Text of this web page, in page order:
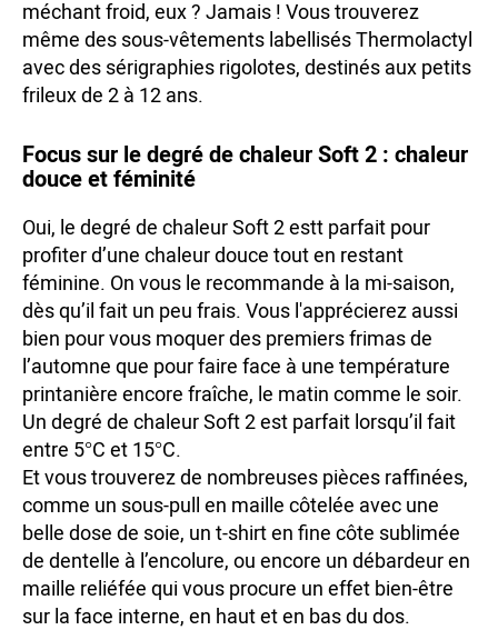
méchant froid, eux ? Jamais ! Vous trouverez
même des sous-vêtements labellisés Thermolactyl
avec des sérigraphies rigolotes, destinés aux petits
frileux de 2 à 12 ans.
Focus sur le degré de chaleur Soft 2 : chaleur
douce et féminité
Oui, le degré de chaleur Soft 2 estt parfait pour
profiter d’une chaleur douce tout en restant
féminine. On vous le recommande à la mi-saison,
dès qu’il fait un peu frais. Vous l'apprécierez aussi
bien pour vous moquer des premiers frimas de
l’automne que pour faire face à une température
printanière encore fraîche, le matin comme le soir.
Un degré de chaleur Soft 2 est parfait lorsqu’il fait
entre 5°C et 15°C.
Et vous trouverez de nombreuses pièces raffinées,
comme un sous-pull en maille côtelée avec une
belle dose de soie, un t-shirt en fine côte sublimée
de dentelle à l’encolure, ou encore un débardeur en
maille reliéfée qui vous procure un effet bien-être
sur la face interne, en haut et en bas du dos.